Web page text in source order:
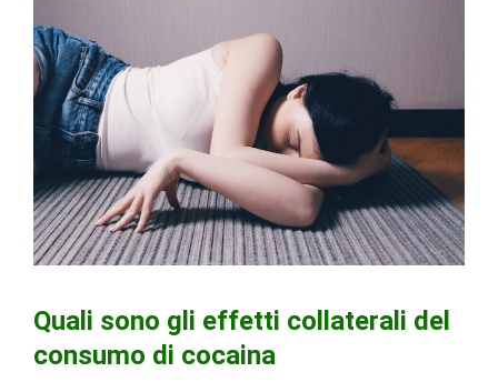
Quali sono gli effetti collaterali del
consumo di cocaina